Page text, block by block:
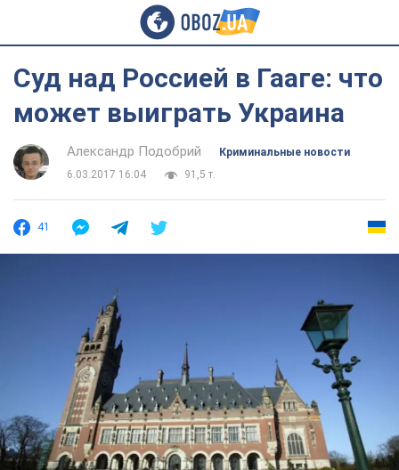
Суд над Россией в Гааге: что
может выиграть Украина
Александр Подобрий
Криминальные новости
6.03.2017 16:04
91,5 т.
41